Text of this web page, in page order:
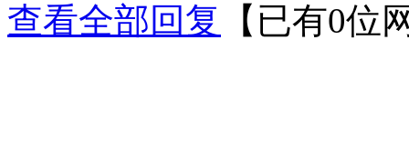
查看全部回复
【已有0位